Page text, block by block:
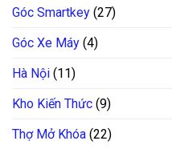
Góc Smartkey (27)
Góc Xe Máy (4)
Hà Nội (11)
Kho Kiến Thức (9)
Thợ Mở Khóa (22)